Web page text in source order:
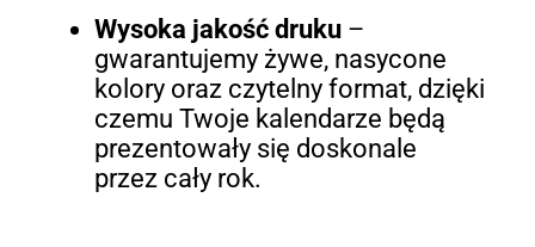
Wysoka jakość druku–
gwarantujemy żywe, nasycone
kolory oraz czytelny format, dzięki
czemu Twoje kalendarze będą
prezentowały się doskonale
przez cały rok.